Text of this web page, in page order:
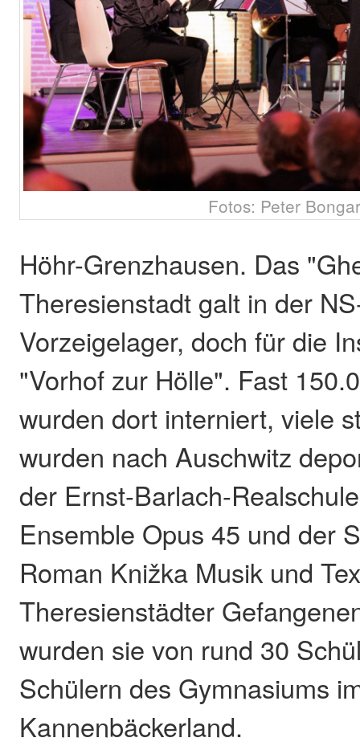
Fotos: Peter
Höhr-Grenzhausen. Das
Theresienstadt galt in der
Vorzeigelager, doch für die
"Vorhof zur Hölle". Fast
wurden dort interniert, viele
wurden nach Auschwitz
der Ernst-Barlach-
Ensemble Opus 45 und der
Roman Knižka Musik und
Theresienstädter
wurden sie von rund 30
Schülern des Gymnasiums
Kannenbäckerland.